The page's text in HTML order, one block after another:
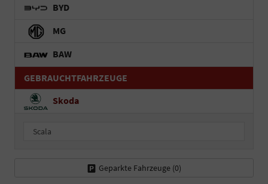
BYD
MG
BAW
GEBRAUCHTFAHRZEUGE
Skoda
Scala
Geparkte Fahrzeuge (0)